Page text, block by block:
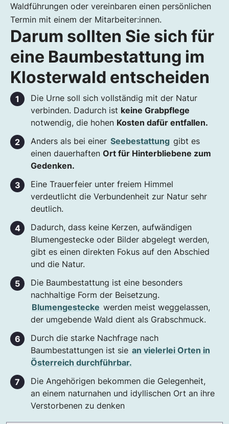
Waldführungen oder vereinbaren einen persönlichen
Termin mit einem der Mitarbeiter:innen.
Darum sollten Sie sich für
eine Baumbestattung im
Klosterwald entscheiden
Die Urne soll sich vollständig mit der Natur
verbinden. Dadurch ist keine Grabpflege
notwendig, die hohen Kosten dafür entfallen.
Anders als bei einer Seebestattung gibt es
einen dauerhaften Ort für Hinterbliebene zum
Gedenken.
Eine Trauerfeier unter freiem Himmel
verdeutlicht die Verbundenheit zur Natur sehr
deutlich.
Dadurch, dass keine Kerzen, aufwändigen
Blumengestecke oder Bilder abgelegt werden,
gibt es einen direkten Fokus auf den Abschied
und die Natur.
Die Baumbestattung ist eine besonders
nachhaltige Form der Beisetzung.
Blumengestecke werden meist weggelassen,
der umgebende Wald dient als Grabschmuck.
Durch die starke Nachfrage nach
Baumbestattungen ist sie an vielerlei Orten in
Österreich durchführbar.
Die Angehörigen bekommen die Gelegenheit,
an einem naturnahen und idyllischen Ort an ihre
Verstorbenen zu denken